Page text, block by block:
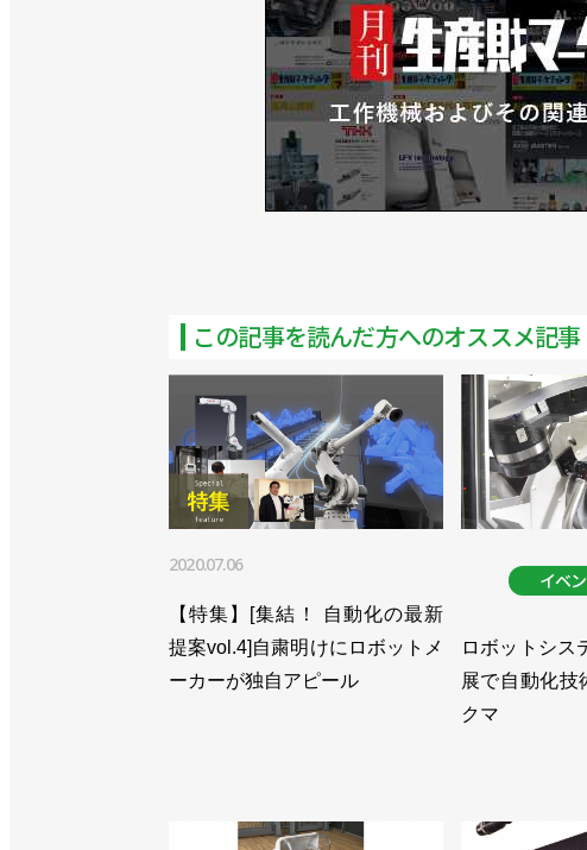
>>キュウリ収獲ロボットが現場で稼働開始／
>>私自身がワクワクする／安川電機 小川昌寛
>>フィジカルAIの社会実装に向けてソフト
>>[特集2025国際ロボット展vol.3]AIがロボ導
>>高重量化・密集化に対応した自動車製造
>>25年２月期は受注伸びず減収減益、今期は
>>トヨタと共同でロボット溶接の新工法を開
>>最先端を常にキャッチアップ、セル制御
>>１t可搬のスカラロボット発売、EVバッテ
>>FSW対応で切削にも使える高剛性ロボッ
>>通期見通しは下方修正、次世代ロボット
>>アステラス製薬と新たな細胞医療プラッ
この記事を読んだ方へのオススメ記事
2020.07.06
【特集】[集結！ 自動化の最新
提案vol.4]自粛明けにロボットメ
ーカーが独自アピール
イベ
ロボットシス
展で自動化技
クマ